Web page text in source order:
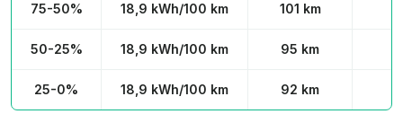
75-50% 18,9 kWh/100 km 101 km
50-25% 18,9 kWh/100 km 95 km
25-0% 18,9 kWh/100 km 92 km